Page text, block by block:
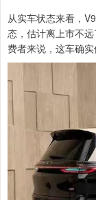
从实车状态来看，
态，估计离上市不
费者来说，这车确实